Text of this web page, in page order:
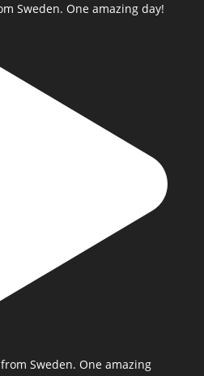
Sweden. One amazing day!